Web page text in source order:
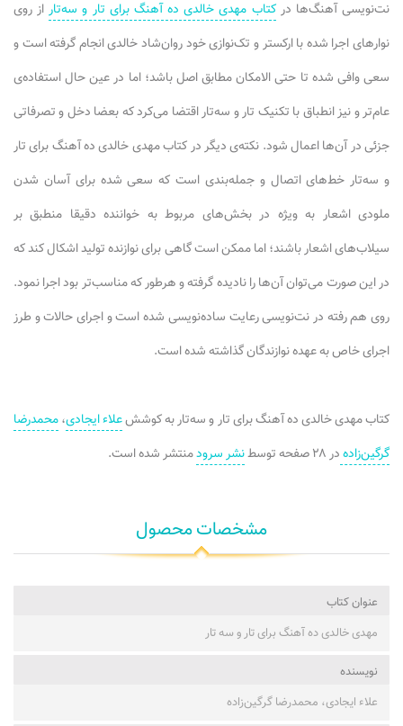
نت‌نویسی آهنگ‌ها درکتاب مهدی خالدی ده آهنگ برای تار و سه‌تار از روی
نوارهای اجرا شده با ارکستر و تک‌نوازی خود روان‌شاد خالدی انجام گرفته است و
سعی وافی شده تا حتی الامکان مطابق اصل باشد؛ اما در عین حال استفاده‌ی
عام‌تر و نیز انطباق با تکنیک تار و سه‌تار اقتضا می‌کرد که بعضا دخل و تصرفاتی
جزئی در آن‌ها اعمال شود. نکته‌ی دیگر در کتاب مهدی خالدی ده آهنگ برای تار
و سه‌تار خط‌های اتصال و جمله‌بندی است که سعی شده برای آسان شدن
ملودی اشعار به ویژه در بخش‌های مربوط به خواننده دقیقا منطبق بر
سیلاب‌های اشعار باشند؛ اما ممکن است گاهی برای نوازنده تولید اشکال کند که
در این صورت می‌توان آن‌ها را نادیده گرفته و هرطور که مناسب‌تر بود اجرا نمود.
روی هم رفته در نت‌نویسی رعایت ساده‌نویسی شده است و اجرای حالات و طرز
اجرای خاص به عهده نوازندگان گذاشته شده است.
کتاب مهدی خالدی ده آهنگ برای تار و سه‌تار به کوششعلاء ایجادی،محمدرضا
گرگین‌زادهدر ۲۸ صفحه توسط نشر سرودمنتشر شده است.
مشخصات محصول
عنوان کتاب
مهدی خالدی ده آهنگ برای تار و سه تار
نویسنده
علاء ایجادی، محمدرضا گرگین‌زاده